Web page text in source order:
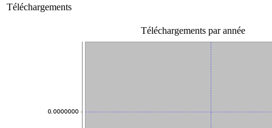
Téléchargements
Téléchargements par année